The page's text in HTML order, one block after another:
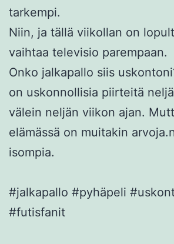
tarkempi.
Niin, ja tällä viikollan on
vaihtaa televisio parempaan.
Onko jalkapallo siis
on uskonnollisia piirteitä
välein neljän viikon ajan.
elämässä on muitakin
isompia.
#jalkapallo #pyhäpeli
#futisfanit